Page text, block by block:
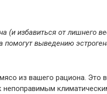
(и избавиться от лишнего
выведению
из вашего рациона. Это